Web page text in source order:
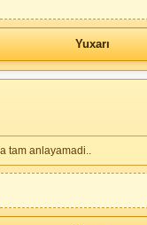
Yuxarı
tam anlayamadi..